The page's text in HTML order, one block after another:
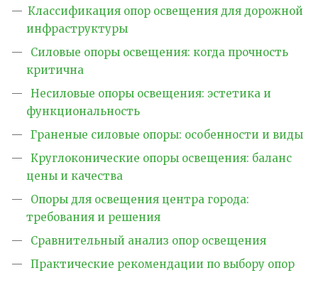
Классификация опор освещения для дорожной
инфраструктуры
Силовые опоры освещения: когда прочность
критична
Несиловые опоры освещения: эстетика и
функциональность
Граненые силовые опоры: особенности и виды
Круглоконические опоры освещения: баланс
цены и качества
Опоры для освещения центра города:
требования и решения
Сравнительный анализ опор освещения
Практические рекомендации по выбору опор